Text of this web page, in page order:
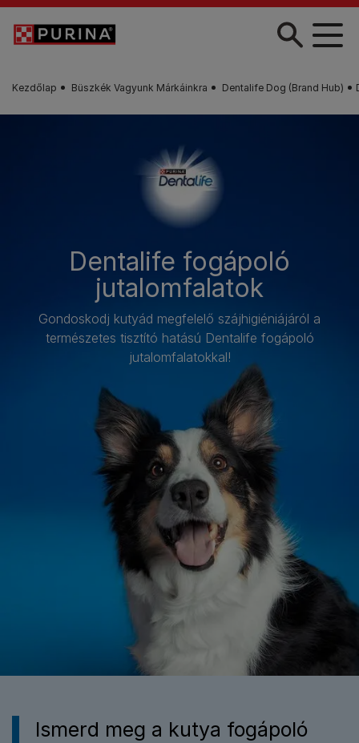
Skip to main content
Kezdőlap Büszkék Vagyunk Márkáinkra Dentalife Dog (Brand Hub)
Dentalife fogápoló
jutalomfalatok
Gondoskodj kutyád megfelelő szájhigiéniájáról a
természetes tisztító hatású Dentalife fogápoló
jutalomfalatokkal!
Ismerd meg a kutya fogápoló